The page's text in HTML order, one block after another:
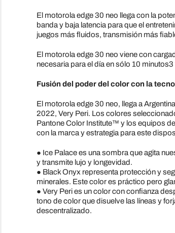
El motorola edge 30 neo llega con la
banda y baja latencia para que el
juegos más fluidos, transmisión más
El motorola edge 30 neo viene con
necesaria para el día en sólo 10
Fusión del poder del color con la
El motorola edge 30 neo, llega a
2022, Very Peri. Los colores
Pantone Color Institute™ y los equipos
con la marca y estrategia para este
● Ice Palace es una sombra que agita
y transmite lujo y longevidad.
● Black Onyx representa protección y
minerales. Este color es práctico pero
● Very Peri es un color con confianza
tono de color que disuelve las líneas y
descentralizado.